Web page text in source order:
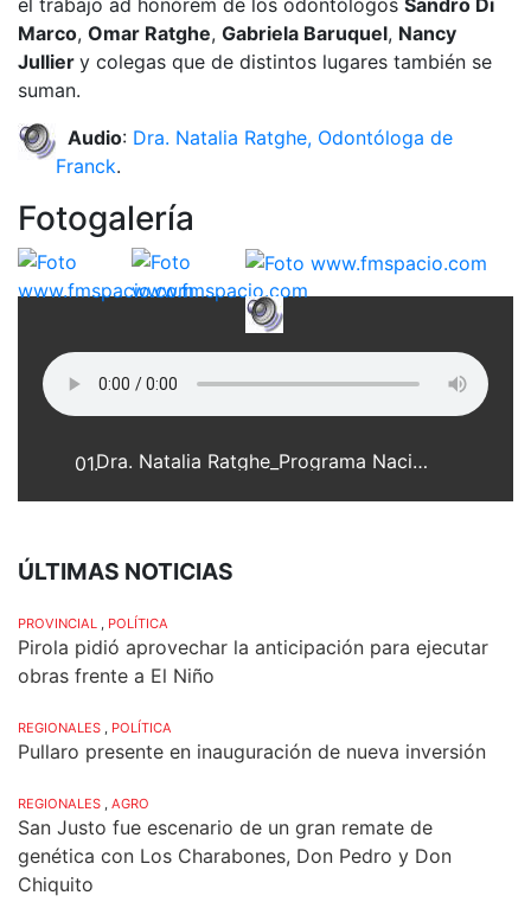
Marco, Omar Ratghe, Gabriela Baruquel, Nancy
Jullier y colegas que de distintos lugares también se
suman.
Audio: Dra. Natalia Ratghe, Odontóloga de
Franck.
Fotogalería
01. Dra. Natalia Ratghe_Programa Nacional de Salud Bucal_18-08-10_web.mp3
ÚLTIMAS NOTICIAS
PROVINCIAL , POLÍTICA
Pirola pidió aprovechar la anticipación para ejecutar
obras frente a El Niño
REGIONALES , POLÍTICA
Pullaro presente en inauguración de nueva inversión
REGIONALES , AGRO
San Justo fue escenario de un gran remate de
genética con Los Charabones, Don Pedro y Don
Chiquito